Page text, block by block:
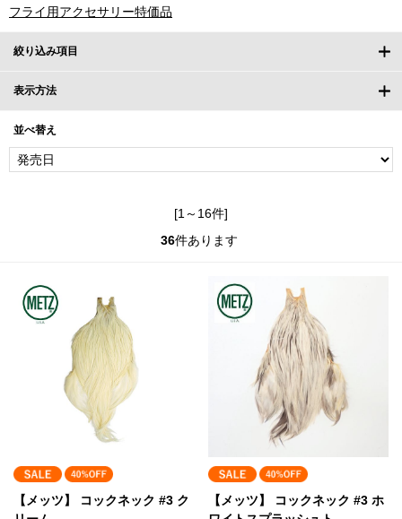
フライ用アクセサリー特価品
絞り込み項目
表示方法
並べ替え
[1～16件]
36件あります
【メッツ】 コックネック #3 ク
【メッツ】 コックネック #3 ホ